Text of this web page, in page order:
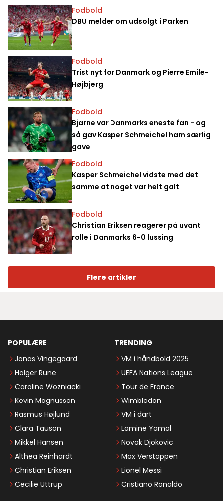
Fodbold
DBU melder om udsolgt i Parken
Fodbold
Trist nyt for Danmark og Pierre Emile-
Højbjerg
Fodbold
Bjarne var Danmarks eneste fan - og
så gav Kasper Schmeichel ham særlig
gave
Fodbold
Kasper Schmeichel vidste med det
samme at noget var helt galt
Fodbold
Christian Eriksen reagerer på uvant
rolle i Danmarks 6-0 lussing
Flere artikler
POPULÆRE
Jonas Vingegaard
Holger Rune
Caroline Wozniacki
Kevin Magnussen
Rasmus Højlund
Clara Tauson
Mikkel Hansen
Althea Reinhardt
Christian Eriksen
Cecilie Uttrup
TRENDING
VM i håndbold 2025
UEFA Nations League
Tour de France
Wimbledon
VM i dart
Lamine Yamal
Novak Djokovic
Max Verstappen
Lionel Messi
Cristiano Ronaldo